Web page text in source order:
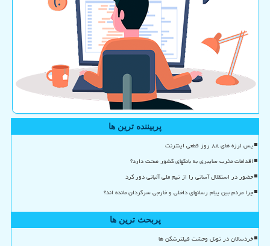
پربیننده ترین ها
پس لرزه های ۸۸ روز قطعی اینترنت
اقدامات مخرب سایبری به بانکهای کشور صحت دارد؟
حضور در استقلال آسانی را از تیم ملی آلبانی دور کرد
چرا مردم بین پیام رسانهای داخلی و خارجی سرگردان مانده اند؟
پربحث ترین ها
خردسالان در تونل وحشت فیلترشکن ها